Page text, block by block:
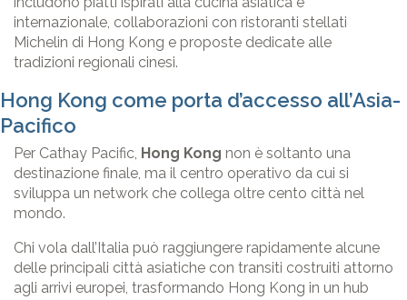
internazionale, collaborazioni con ristoranti stellati
Michelin di Hong Kong e proposte dedicate alle
tradizioni regionali cinesi.
Hong Kong come porta d’accesso all’Asia-
Pacifico
Per Cathay Pacific, Hong Kong non è soltanto una
destinazione finale, ma il centro operativo da cui si
sviluppa un network che collega oltre cento città nel
mondo.
Chi vola dall’Italia può raggiungere rapidamente alcune
delle principali città asiatiche con transiti costruiti attorno
agli arrivi europei, trasformando Hong Kong in un hub